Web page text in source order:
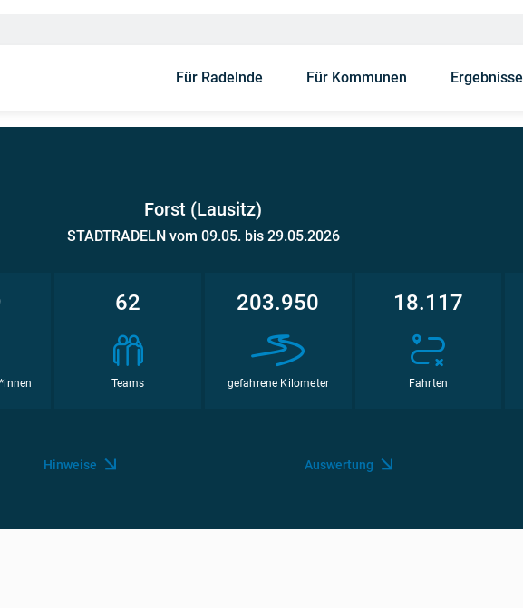
Für Radelnde Für Kommunen Ergebnisse
Forst (Lausitz)
STADTRADELN vom 09.05. bis 29.05.2026
62
Teams
203.950
gefahrene Kilometer
18.117
Fahrten
Hinweise Auswertung